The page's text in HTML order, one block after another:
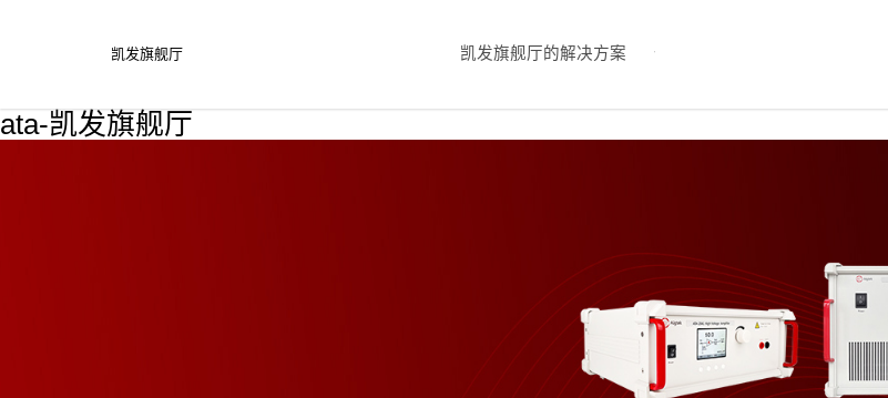
ata-凯发旗舰厅
凯发旗舰厅 凯发旗舰厅的解决方案